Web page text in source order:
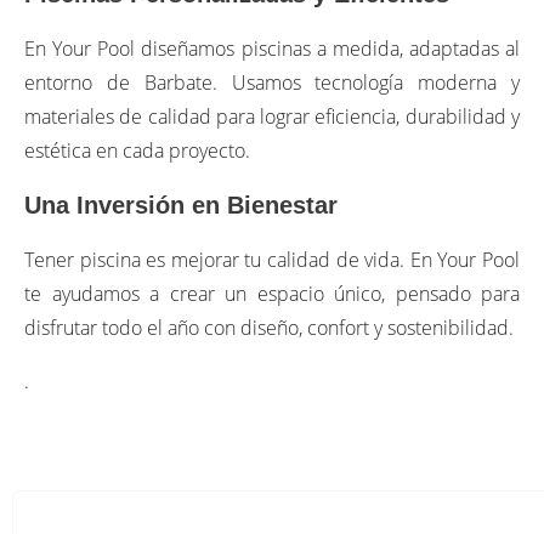
En Your Pool diseñamos piscinas a medida, adaptadas al
entorno de Barbate. Usamos tecnología moderna y
materiales de calidad para lograr eficiencia, durabilidad y
estética en cada proyecto.
Una Inversión en Bienestar
Tener piscina es mejorar tu calidad de vida. En Your Pool
te ayudamos a crear un espacio único, pensado para
disfrutar todo el año con diseño, confort y sostenibilidad.
.